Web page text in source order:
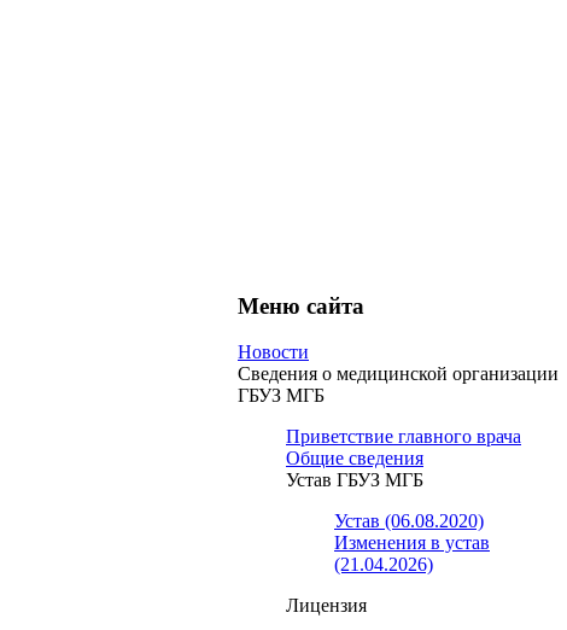
Меню сайта
Новости
Сведения о медицинской организации
ГБУЗ МГБ
Приветствие главного врача
Общие сведения
Устав ГБУЗ МГБ
Устав (06.08.2020)
Изменения в устав
(21.04.2026)
Лицензия